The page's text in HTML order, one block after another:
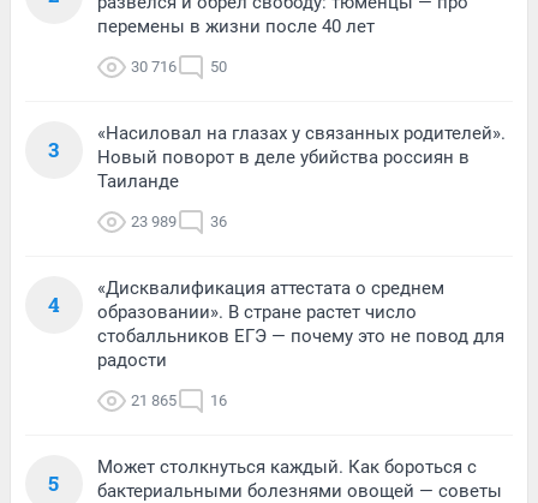
перемены в жизни после 40 лет
30 716 50
3
«Насиловал на глазах у связанных родителей».
Новый поворот в деле убийства россиян в
Таиланде
23 989 36
4
«Дисквалификация аттестата о среднем
образовании». В стране растет число
стобалльников ЕГЭ — почему это не повод для
радости
21 865 16
5
Может столкнуться каждый. Как бороться с
бактериальными болезнями овощей — советы